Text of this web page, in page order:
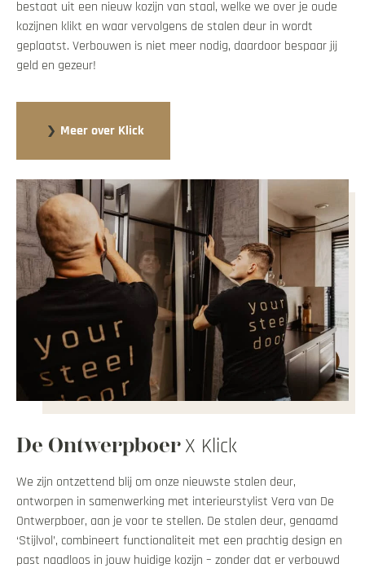
bestaat uit een nieuw kozijn van staal, welke we over je oude
kozijnen klikt en waar vervolgens de stalen deur in wordt
geplaatst. Verbouwen is niet meer nodig, daardoor bespaar jij
geld en gezeur!
Meer over Klick
De Ontwerpboer X Klick
We zijn ontzettend blij om onze nieuwste stalen deur,
ontworpen in samenwerking met interieurstylist Vera van De
Ontwerpboer, aan je voor te stellen. De stalen deur, genaamd
‘Stijlvol’, combineert functionaliteit met een prachtig design en
past naadloos in jouw huidige kozijn – zonder dat er verbouwd